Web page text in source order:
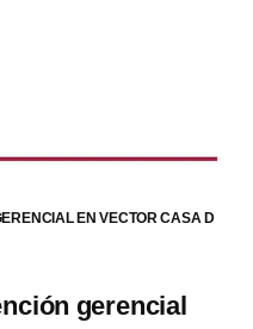
EN VECTOR CASA D
gerencial